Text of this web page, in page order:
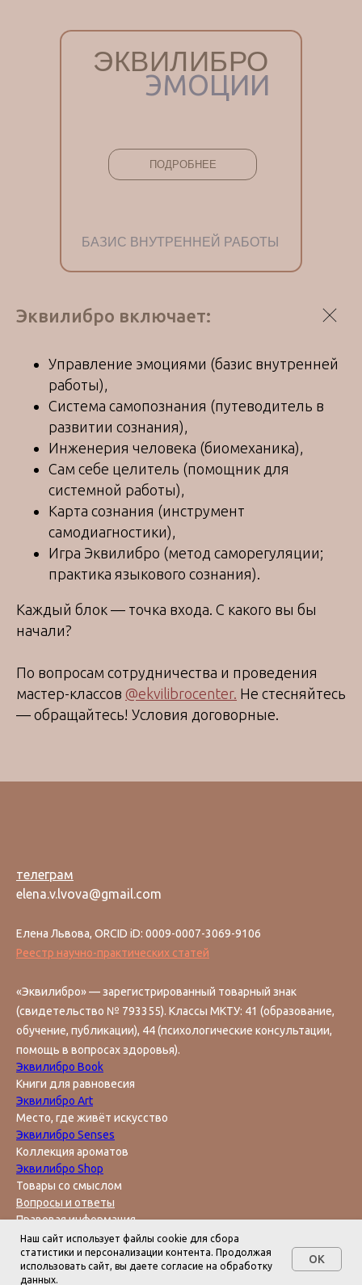
ПОДРОБНЕЕ
БАЗИС ВНУТРЕННЕЙ РАБОТЫ
ЭКВИЛИБРО
ЭМОЦИИ
Эквилибро включает:
Управление эмоциями (базис внутренней
работы),
Система самопознания (путеводитель в
развитии сознания),
Инженерия человека (биомеханика),
Сам себе целитель (помощник для
системной работы),
Карта сознания (инструмент
самодиагностики),
Игра Эквилибро (метод саморегуляции;
практика языкового сознания).
Каждый блок — точка входа. С какого вы бы
начали?
По вопросам сотрудничества и проведения
мастер-классов @ekvilibrocenter. Не стесняйтесь
— обращайтесь! Условия договорные.
телеграм
elena.v.lvova@gmail.com
Елена Львова, ORCID iD: 0009-0007-3069-9106
Реестр научно-практических статей
«Эквилибро» — зарегистрированный товарный знак
(свидетельство № 793355). Классы МКТУ: 41 (образование,
обучение, публикации), 44 (психологические консультации,
помощь в вопросах здоровья).
Эквилибро Book
Книги для равновесия
Эквилибро Art
Место, где живёт искусство
Эквилибро Senses
Коллекция ароматов
Эквилибро Shop
Товары со смыслом
Вопросы и ответы
Правовая информация
Поддержать инициативу
Политика конфиденциальности
Наш сайт использует файлы cookie для сбора
статистики и персонализации контента. Продолжая
использовать сайт, вы даете согласие на обработку
данных.
OK